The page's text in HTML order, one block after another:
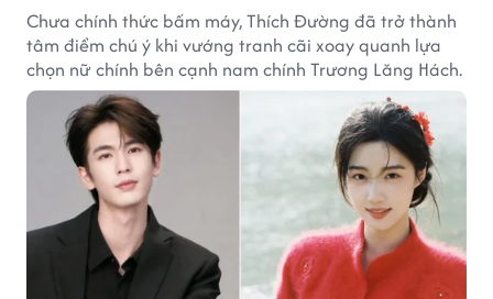
Chưa chính thức bấm máy, Thích Đường đã trở thành
tâm điểm chú ý khi vướng tranh cãi xoay quanh lựa
chọn nữ chính bên cạnh nam chính Trương Lăng Hách.